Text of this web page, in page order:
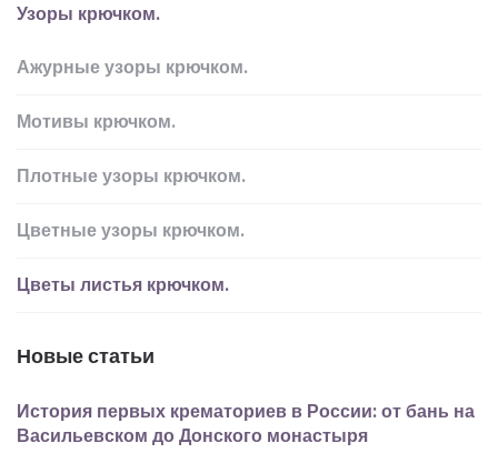
Узоры крючком.
Ажурные узоры крючком.
Мотивы крючком.
Плотные узоры крючком.
Цветные узоры крючком.
Цветы листья крючком.
Новые статьи
История первых крематориев в России: от бань на
Васильевском до Донского монастыря